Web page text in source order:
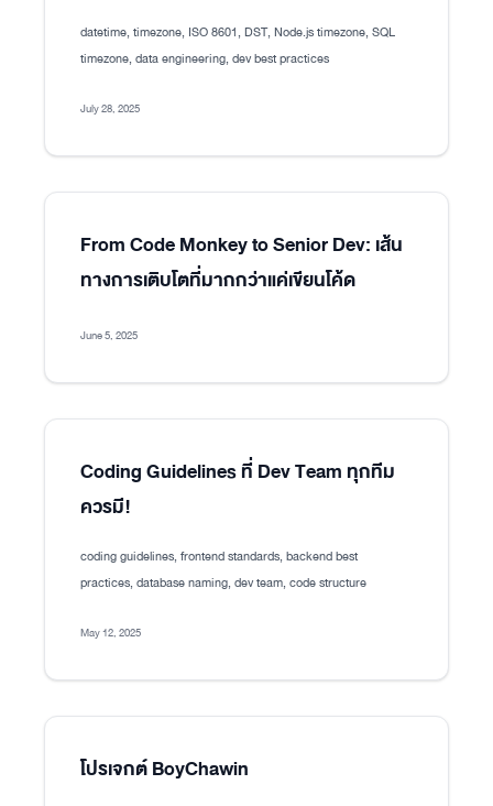
datetime, timezone, ISO 8601, DST, Node.js timezone, SQL
timezone, data engineering, dev best practices
July 28, 2025
From Code Monkey to Senior Dev: เส้น
ทางการเติบโตที่มากกว่าแค่เขียนโค้ด
June 5, 2025
Coding Guidelines ที่ Dev Team ทุกทีม
ควรมี!
coding guidelines, frontend standards, backend best
practices, database naming, dev team, code structure
May 12, 2025
โปรเจกต์ BoyChawin